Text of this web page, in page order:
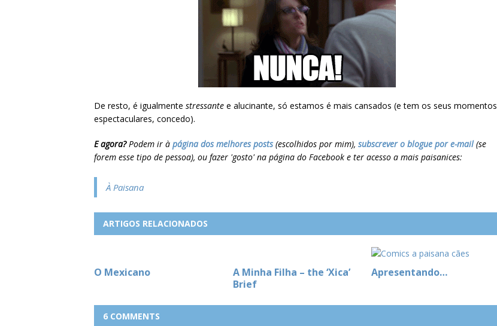
De resto, é igualmente stressante e alucinante, só estamos é mais cansados (e tem os seus momentos
espectaculares, concedo).
E agora?Podem ir à página dos melhores posts(escolhidos por mim), subscrever o blogue por e-mail(se
forem esse tipo de pessoa), ou fazer 'gosto' na página do Facebook e ter acesso a mais paisanices:
À Paisana
ARTIGOS RELACIONADOS
O Mexicano
A Minha Filha – the ‘Xica’
Brief
Apresentando…
6 COMMENTS